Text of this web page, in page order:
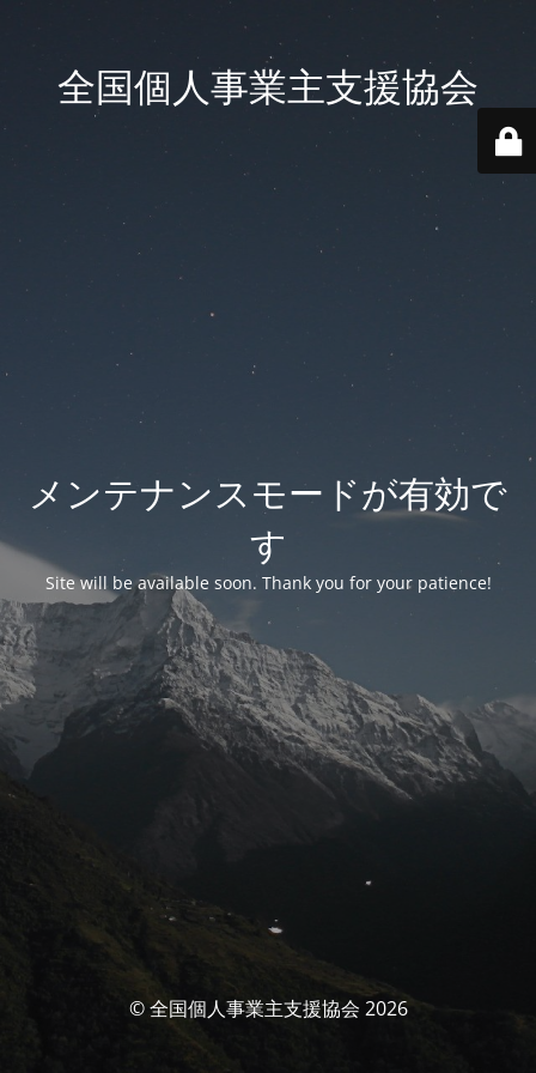
全国個人事業主支援協会
メンテナンスモードが有効で
す
Site will be available soon. Thank you for your patience!
© 全国個人事業主支援協会 2026